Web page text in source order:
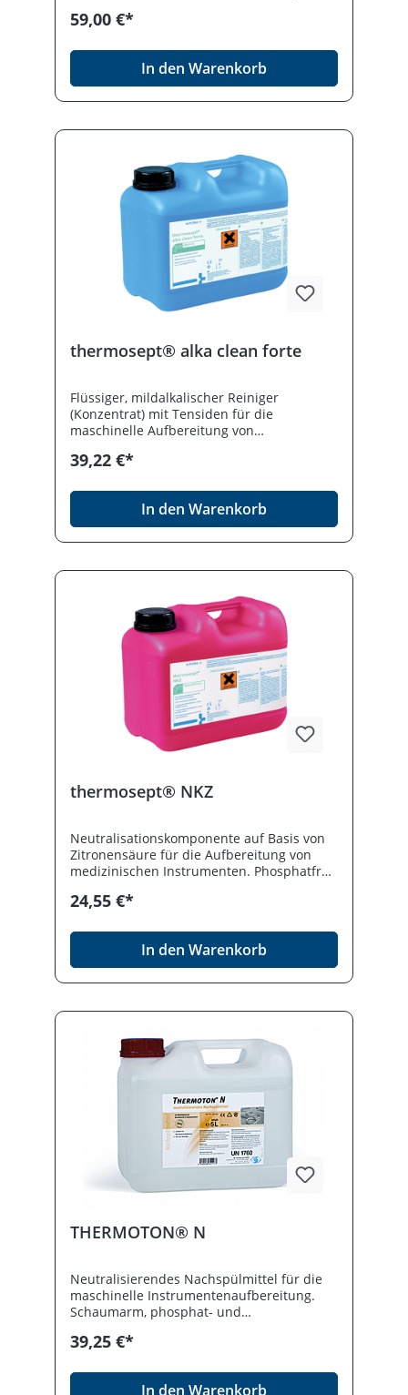
Alkalisreste bei der maschinellen
vorsichtig verwenden. Vor Gebrauch stets
Etikett und Produktinformation lesen.
59,00 €*
In den Warenkorb
thermosept® alka clean forte
Flüssiger, mildalkalischer Reiniger
(Konzentrat) mit Tensiden für die
maschinelle Aufbereitung von
aus Chirurgie, Anästhesie, Endoskopie und
geeignet, kraftvolle Reinigung, breiter
Anwendungsbereich. Desinfektionmittel
vorsichtig verwenden. Vor Gebrauch stets
Etikett und Produktinformation lesen.
39,22 €*
In den Warenkorb
thermosept® NKZ
Neutralisationskomponente auf Basis von
Zitronensäure für die Aufbereitung von
medizinischen Instrumenten. Phosphatfrei,
Reinigungsergebnis nach neutraler
verwenden. Vor Gebrauch stets Etikett und
Produktinformation lesen.
24,55 €*
In den Warenkorb
THERMOTON® N
Neutralisierendes Nachspülmittel für die
maschinelle Instrumentenaufbereitung.
Schaumarm, phosphat- und
Prozessmedien für MELAherm 10.
Vor Gebrauch stets Etikett und
39,25 €*
In den Warenkorb